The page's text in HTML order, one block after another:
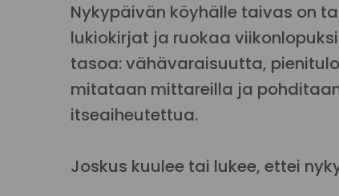
Nykypäivän köyhälle taivas on
lukiokirjat ja ruokaa
tasoa: vähävaraisuutta,
mitataan mittareilla ja
itseaiheutettua.
Joskus kuulee tai lukee, ettei